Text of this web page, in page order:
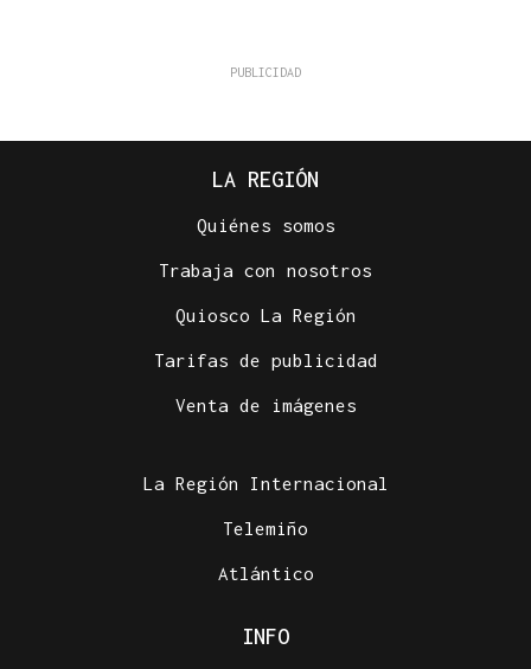
LA REGIÓN
Quiénes somos
Trabaja con nosotros
Quiosco La Región
Tarifas de publicidad
Venta de imágenes
La Región Internacional
Telemiño
Atlántico
INFO